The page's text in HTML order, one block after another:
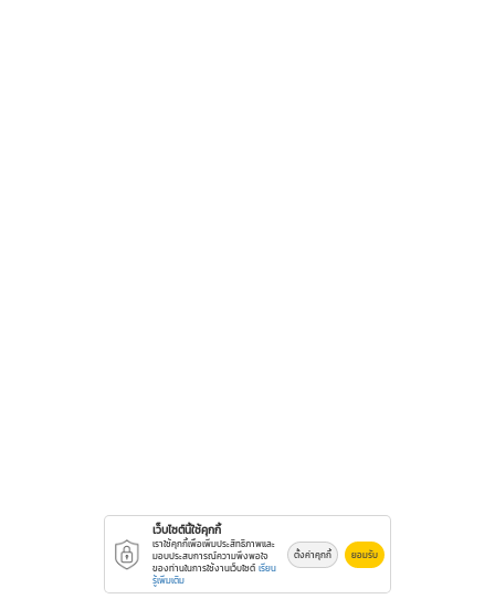
เว็บไซต์นี้ใช้คุกกี้
เราใช้คุกกี้เพื่อเพิ่มประสิทธิภาพและ
มอบประสบการณ์ความพึงพอใจ
ของท่านในการใช้งานเว็บไซต์ เรียน
รู้เพิ่มเติม
ตั้งค่าคุกกี้ ยอมรับ